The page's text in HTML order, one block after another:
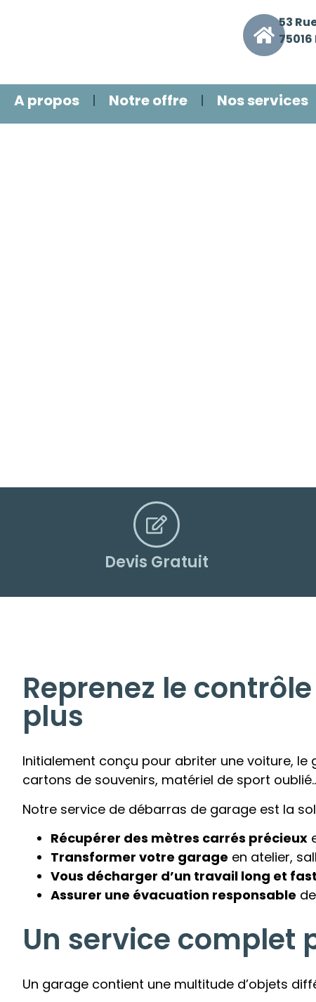
53
A propos Notre offre Nos services
Devis Gratuit
Reprenez le
plus
Initialement conçu pour abriter une voiture,
cartons de souvenirs, matériel de sport
Notre service de débarras de garage est la
Récupérer des mètres carrés précieux
Transformer votre garage en atelier,
Vous décharger d’un travail long et
Assurer une évacuation responsable
Un service complet
Un garage contient une multitude d’objets